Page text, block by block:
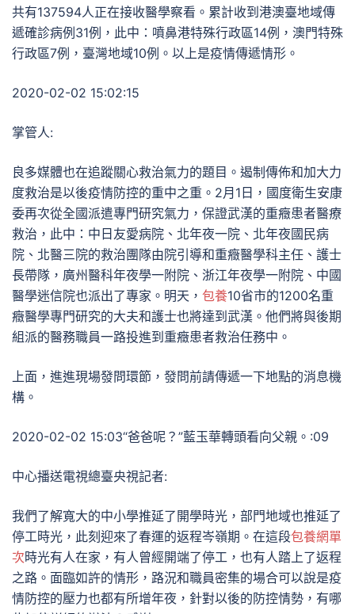
共有137594人正在接收醫學察看。累計收到港澳臺地域傳
遞確診病例31例，此中：噴鼻港特殊行政區14例，澳門特殊
行政區7例，臺灣地域10例。以上是疫情傳遞情形。
2020-02-02 15:02:15
掌管人:
良多媒體也在追蹤關心救治氣力的題目。遏制傳佈和加大力
度救治是以後疫情防控的重中之重。2月1日，國度衛生安康
委再次從全國派遣專門研究氣力，保證武漢的重癥患者醫療
救治，此中：中日友愛病院、北年夜一院、北年夜國民病
院、北醫三院的救治團隊由院引導和重癥醫學科主任、護士
長帶隊，廣州醫科年夜學一附院、浙江年夜學一附院、中國
醫學迷信院也派出了專家。明天， 包養10省市的1200名重
癥醫學專門研究的大夫和護士也將達到武漢。他們將與後期
組派的醫務職員一路投進到重癥患者救治任務中。
上面，進進現場發問環節，發問前請傳遞一下地點的消息機
構。
2020-02-02 15:03“爸爸呢？”藍玉華轉頭看向父親。:09
中心播送電視總臺央視記者:
我們了解寬大的中小學推延了開學時光，部門地域也推延了
停工時光，此刻迎來了春運的返程岑嶺期。在這段包養網單
次時光有人在家，有人曾經開端了停工，也有人踏上了返程
之路。面臨如許的情形，路況和職員密集的場合可以說是疫
情防控的壓力也都有所增年夜，針對以後的防控情勢，有哪